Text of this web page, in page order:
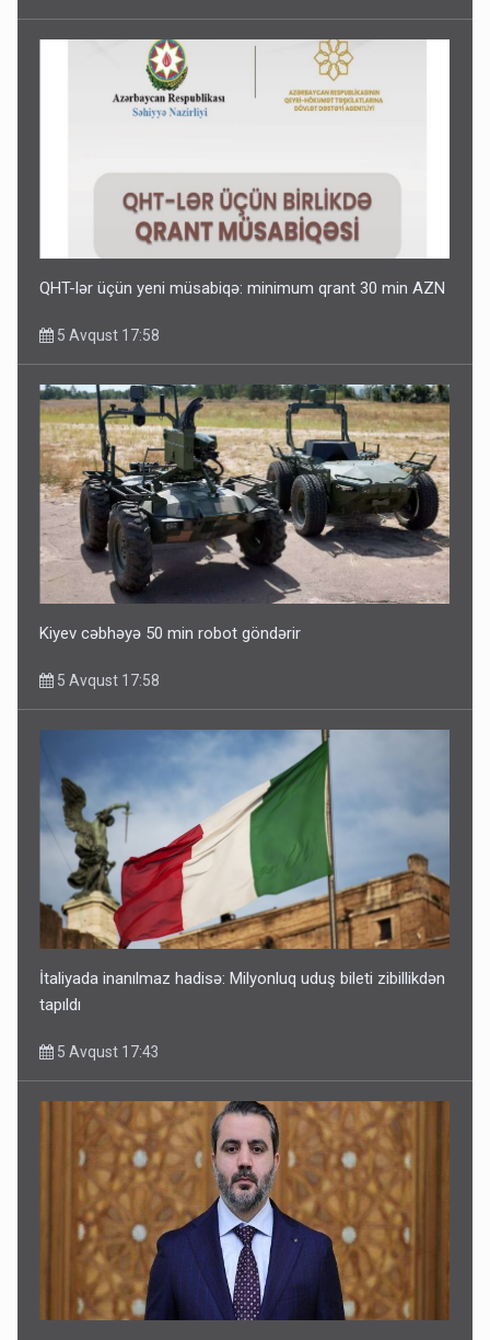
QHT-lər üçün yeni müsabiqə: minimum qrant 30 min AZN
5 Avqust 17:58
Kiyev cəbhəyə 50 min robot göndərir
5 Avqust 17:58
İtaliyada inanılmaz hadisə: Milyonluq uduş bileti zibillikdən
tapıldı
5 Avqust 17:43